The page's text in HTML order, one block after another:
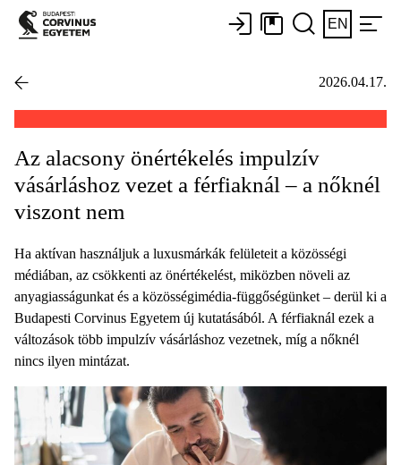
EN
2026.04.17.
Az alacsony önértékelés impulzív
vásárláshoz vezet a férfiaknál – a nőknél
viszont nem
Ha aktívan használjuk a luxusmárkák felületeit a közösségi
médiában, az csökkenti az önértékelést, miközben növeli az
anyagiasságunkat és a közösségimédia-függőségünket – derül ki a
Budapesti Corvinus Egyetem új kutatásából. A férfiaknál ezek a
változások több impulzív vásárláshoz vezetnek, míg a nőknél
nincs ilyen mintázat.